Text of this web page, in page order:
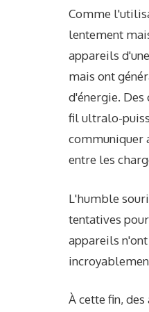
Comme
lentement
appareils
mais ont
d'énergie. Des
fil ultralo-
communiquer
entre les
L'humble
tentatives
appareils
À cette fin,